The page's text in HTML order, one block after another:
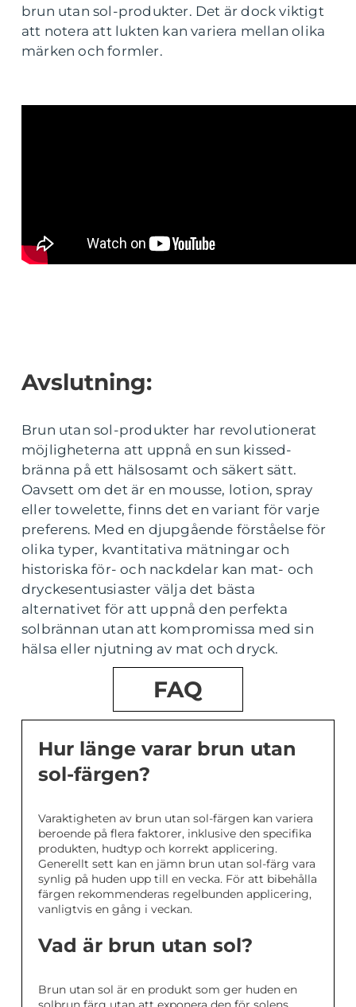
brun utan sol-produkter. Det är dock viktigt
att notera att lukten kan variera mellan olika
märken och formler.
Avslutning:
Brun utan sol-produkter har revolutionerat
möjligheterna att uppnå en sun kissed-
bränna på ett hälsosamt och säkert sätt.
Oavsett om det är en mousse, lotion, spray
eller towelette, finns det en variant för varje
preferens. Med en djupgående förståelse för
olika typer, kvantitativa mätningar och
historiska för- och nackdelar kan mat- och
dryckesentusiaster välja det bästa
alternativet för att uppnå den perfekta
solbrännan utan att kompromissa med sin
hälsa eller njutning av mat och dryck.
FAQ
Hur länge varar brun utan
sol-färgen?
Varaktigheten av brun utan sol-färgen kan variera
beroende på flera faktorer, inklusive den specifika
produkten, hudtyp och korrekt applicering.
Generellt sett kan en jämn brun utan sol-färg vara
synlig på huden upp till en vecka. För att bibehålla
färgen rekommenderas regelbunden applicering,
vanligtvis en gång i veckan.
Vad är brun utan sol?
Brun utan sol är en produkt som ger huden en